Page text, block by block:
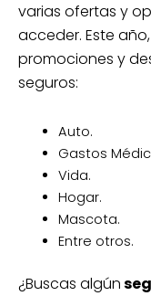
varias ofertas y
acceder. Este
promociones y
seguros:
Auto.
Gastos
Vida.
Hogar.
Mascota.
Entre otros.
¿Buscas algún